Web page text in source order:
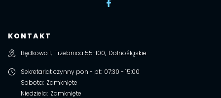
KONTAKT
Będkowo 1, Trzebnica 55-100, Dolnośląskie
Sekretariat czynny pon - pt: 07:30 - 15:00
Sobota: Zamknięte
Niedziela: Zamknięte